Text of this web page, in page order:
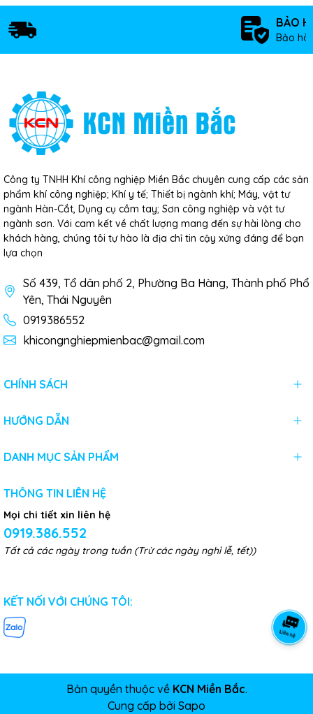
BẢO
Bảo
Công ty TNHH Khí công nghiệp Miền Bắc chuyên cung cấp các sản
phẩm khí công nghiệp; Khí y tế; Thiết bị ngành khí; Máy, vật tư
ngành Hàn-Cắt, Dụng cụ cầm tay; Sơn công nghiệp và vật tư
ngành sơn. Với cam kết về chất lượng mang đến sự hài lòng cho
khách hàng, chúng tôi tự hào là địa chỉ tin cậy xứng đáng để bạn
lựa chọn
Số 439, Tổ dân phố 2, Phường Ba Hàng, Thành phố Phổ
Yên, Thái Nguyên
0919386552
khicongnghiepmienbac@gmail.com
CHÍNH SÁCH
HƯỚNG DẪN
DANH MỤC SẢN PHẨM
THÔNG TIN LIÊN HỆ
Mọi chi tiết xin liên hệ
0919.386.552
Tất cả các ngày trong tuần (Trừ các ngày nghỉ lễ, tết))
KẾT NỐI VỚI CHÚNG TÔI:
Bản quyền thuộc về KCN Miền Bắc.
Cung cấp bởi Sapo